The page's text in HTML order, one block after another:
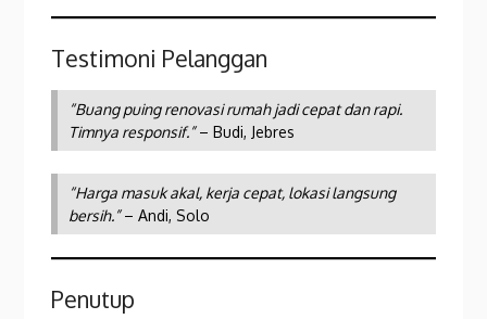
Testimoni Pelanggan
“Buang puing renovasi rumah jadi cepat dan rapi.
Timnya responsif.”– Budi, Jebres
“Harga masuk akal, kerja cepat, lokasi langsung
bersih.”– Andi, Solo
Penutup